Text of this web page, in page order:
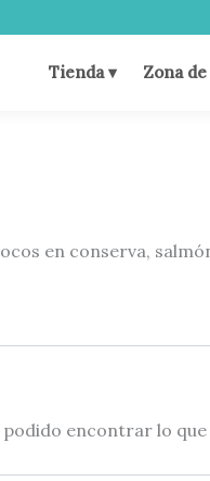
Tienda ▾ Zona
en conserva,
encontrar lo